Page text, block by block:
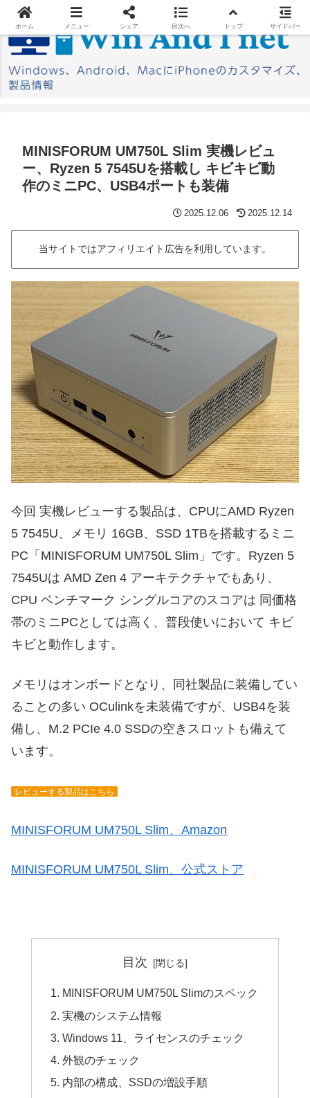
MINISFORUM UM750L Slim 実機レビュ
ー、Ryzen 5 7545Uを搭載し キビキビ動
作のミニPC、USB4ポートも装備
2025.12.06 2025.12.14
当サイトではアフィリエイト広告を利用しています。
今回 実機レビューする製品は、CPUにAMD Ryzen
5 7545U、メモリ 16GB、SSD 1TBを搭載するミニ
PC「MINISFORUM UM750L Slim」です。Ryzen 5
7545Uは AMD Zen 4 アーキテクチャでもあり、
CPU ベンチマーク シングルコアのスコアは 同価格
帯のミニPCとしては高く、普段使いにおいて キビ
キビと動作します。
メモリはオンボードとなり、同社製品に装備してい
ることの多い OCulinkを未装備ですが、USB4を装
備し、M.2 PCIe 4.0 SSDの空きスロットも備えて
います。
レビューする製品はこちら
MINISFORUM UM750L Slim、Amazon
MINISFORUM UM750L Slim、公式ストア
目次
MINISFORUM UM750L Slimのスペック
実機のシステム情報
Windows 11、ライセンスのチェック
外観のチェック
内部の構成、SSDの増設手順
ホーム メニュー シェア 目次へ トップ サイドバー